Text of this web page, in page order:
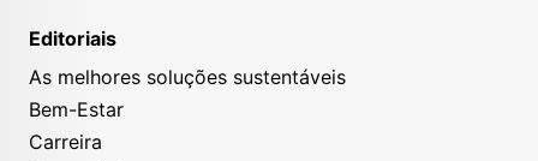
Editoriais
As melhores soluções sustentáveis
Bem-Estar
Carreira